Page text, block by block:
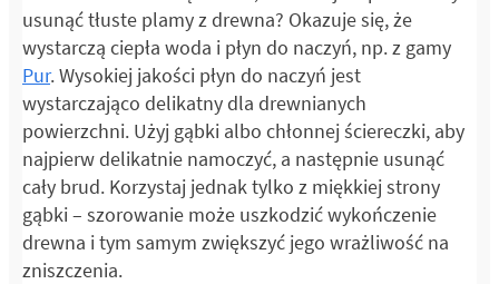
usunąć tłuste plamy z drewna? Okazuje się, że
wystarczą ciepła woda i płyn do naczyń, np. z gamy
Pur. Wysokiej jakości płyn do naczyń jest
wystarczająco delikatny dla drewnianych
powierzchni. Użyj gąbki albo chłonnej ściereczki, aby
najpierw delikatnie namoczyć, a następnie usunąć
cały brud. Korzystaj jednak tylko z miękkiej strony
gąbki – szorowanie może uszkodzić wykończenie
drewna i tym samym zwiększyć jego wrażliwość na
zniszczenia.